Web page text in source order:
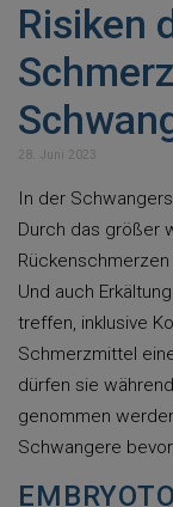
Risiken
28. Juni 2023
In der
Durch das größer
Und auch
treffen, inklusive
Schmerzmittel
dürfen sie
genommen
Schwangere